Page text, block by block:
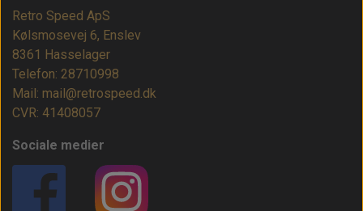
Retro Speed ApS
Kølsmosevej 6, Enslev
8361 Hasselager
Telefon: 28710998
Mail: mail@retrospeed.dk
CVR: 41408057
Sociale medier